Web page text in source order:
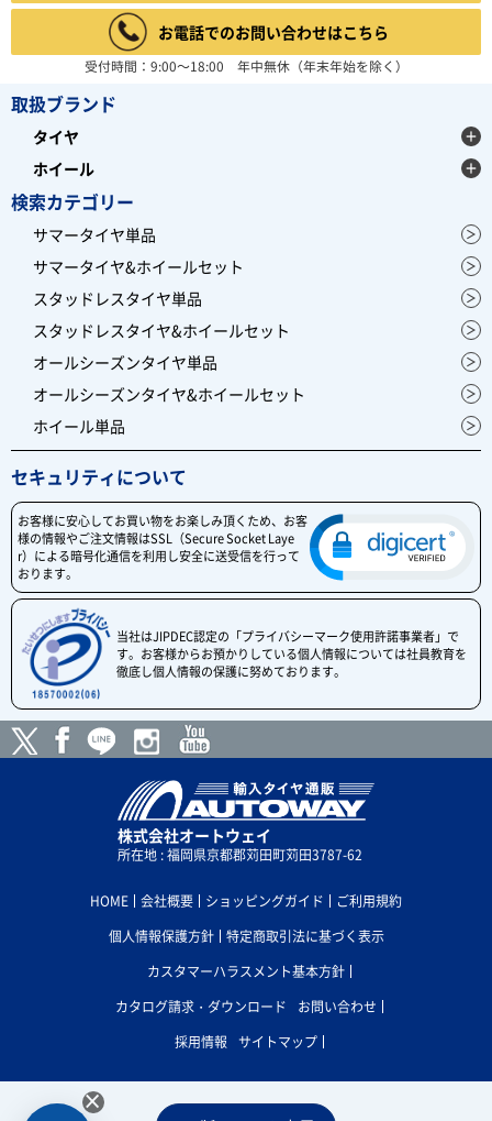
お電話でのお問い合わせはこちら
受付時間：9:00～18:00 年中無休（年末年始を除く）
取扱ブランド
タイヤ
ホイール
検索カテゴリー
サマータイヤ単品
サマータイヤ&ホイールセット
スタッドレスタイヤ単品
スタッドレスタイヤ&ホイールセット
オールシーズンタイヤ単品
オールシーズンタイヤ&ホイールセット
ホイール単品
セキュリティについて
お客様に安心してお買い物をお楽しみ頂くため、お客
様の情報やご注文情報はSSL（Secure Socket Laye
r）による暗号化通信を利用し安全に送受信を行って
おります。
当社はJIPDEC認定の「プライバシーマーク使用許諾事業者」で
す。お客様からお預かりしている個人情報については社員教育を
徹底し個人情報の保護に努めております。
株式会社オートウェイ
所在地 : 福岡県京都郡苅田町苅田3787-62
HOME 会社概要 ショッピングガイド
ご利用規約
個人情報保護方針
特定商取引法に基づく表示
カスタマーハラスメント基本方針
カタログ請求・ダウンロード
お問い合わせ
採用情報
サイトマップ
×